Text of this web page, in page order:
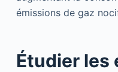
émissions de gaz
Étudier les